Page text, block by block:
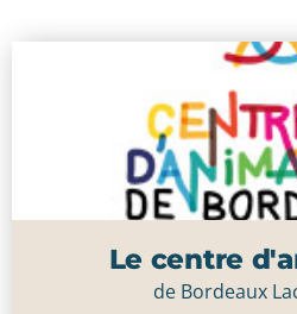
Le centre
de Bordeaux